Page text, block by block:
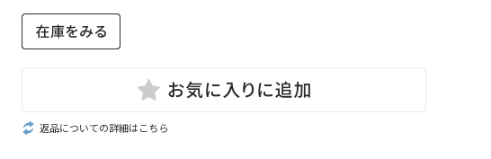
返品についての詳細はこちら